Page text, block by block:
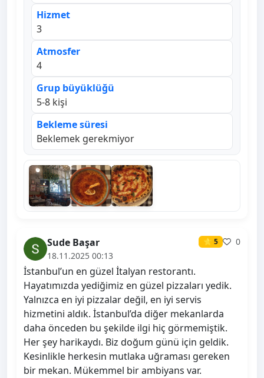
Hizmet
3
Atmosfer
4
Grup büyüklüğü
5-8 kişi
Bekleme süresi
Beklemek gerekmiyor
Sude Başar ⭐ 5
0
18.11.2025 00:13
İstanbul’un en güzel İtalyan restorantı.
Hayatımızda yediğimiz en güzel pizzaları yedik.
Yalnızca en iyi pizzalar değil, en iyi servis
hizmetini aldık. İstanbul’da diğer mekanlarda
daha önceden bu şekilde ilgi hiç görmemiştik.
Her şey harikaydı. Biz doğum günü için geldik.
Kesinlikle herkesin mutlaka uğraması gereken
bir mekan. Mükemmel bir ambiyans var.